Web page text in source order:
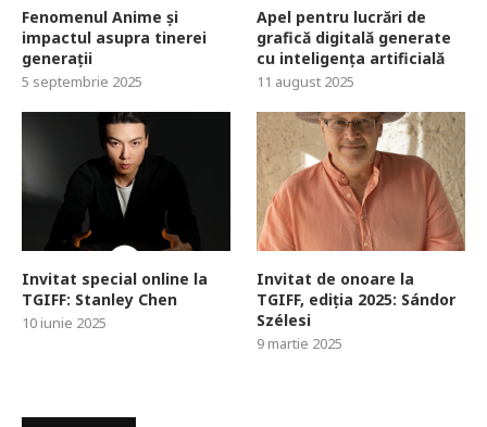
Fenomenul Anime și
impactul asupra tinerei
generații
5 septembrie 2025
Apel pentru lucrări de
grafică digitală generate
cu inteligența artificială
11 august 2025
Invitat special online la
TGIFF: Stanley Chen
10 iunie 2025
Invitat de onoare la
TGIFF, ediția 2025: Sándor
Szélesi
9 martie 2025